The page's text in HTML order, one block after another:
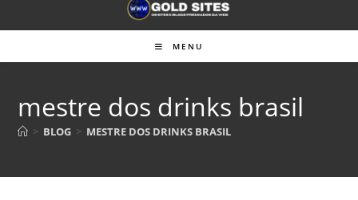
MENU
mestre dos drinks brasil
> BLOG > MESTRE DOS DRINKS BRASIL